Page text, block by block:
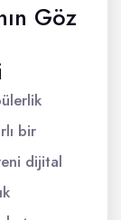
Göz
bir
dijital